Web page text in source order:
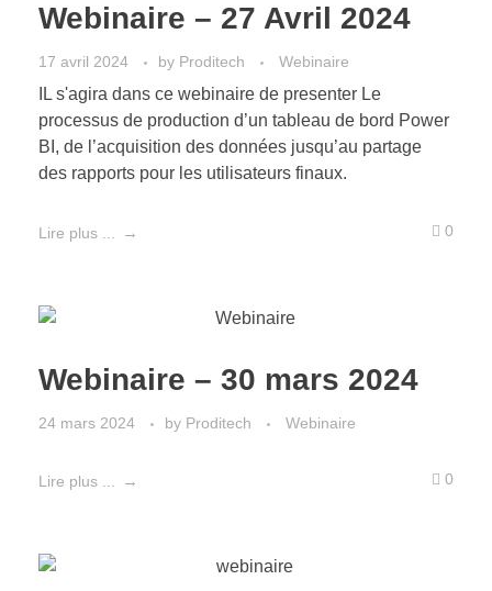
Webinaire – 27 Avril 2024
17 avril 2024 by Proditech Webinaire
IL s'agira dans ce webinaire de presenter Le
processus de production d’un tableau de bord Power
BI, de l’acquisition des données jusqu’au partage
des rapports pour les utilisateurs finaux.
Lire plus ... 0
Webinaire – 30 mars 2024
24 mars 2024 by Proditech Webinaire
Lire plus ... 0